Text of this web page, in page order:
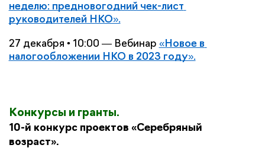
неделю: предновогодний чек-лист
руководителей НКО».
27 декабря • 10:00 — Вебинар «Новое в
налогообложении НКО в 2023 году».
Конкурсы и гранты.
10-й конкурс проектов «Серебряный
возраст».